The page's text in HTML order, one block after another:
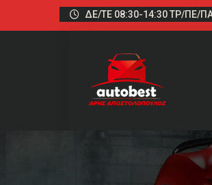
ΔΕ/ΤΕ 08:30-14:30 ΤΡ/ΠΕ/